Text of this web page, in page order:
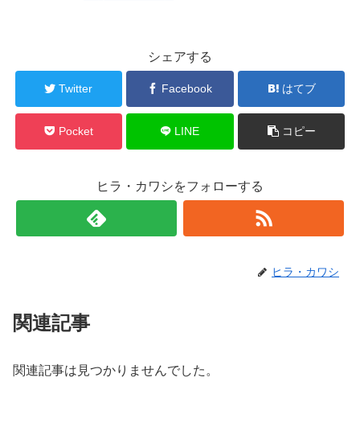
シェアする
Twitter Facebook はてブ
Pocket LINE コピー
ヒラ・カワシをフォローする
ヒラ・カワシ
関連記事
関連記事は見つかりませんでした。